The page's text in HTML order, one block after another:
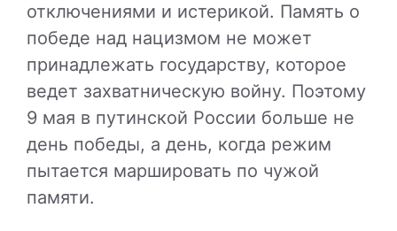
отключениями и истерикой. Память о
победе над нацизмом не может
принадлежать государству, которое
ведет захватническую войну. Поэтому
9 мая в путинской России больше не
день победы, а день, когда режим
пытается маршировать по чужой
памяти.